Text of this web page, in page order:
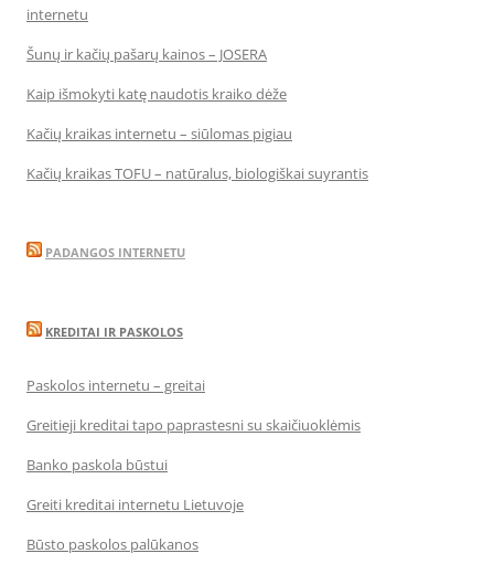
internetu
Šunų ir kačių pašarų kainos – JOSERA
Kaip išmokyti katę naudotis kraiko dėže
Kačių kraikas internetu – siūlomas pigiau
Kačių kraikas TOFU – natūralus, biologiškai suyrantis
PADANGOS INTERNETU
KREDITAI IR PASKOLOS
Paskolos internetu – greitai
Greitieji kreditai tapo paprastesni su skaičiuoklėmis
Banko paskola būstui
Greiti kreditai internetu Lietuvoje
Būsto paskolos palūkanos